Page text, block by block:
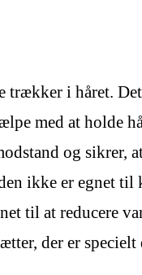
trækker i håret.
med at holde
og sikrer,
ikke er egnet
til at reducere
der er specielt